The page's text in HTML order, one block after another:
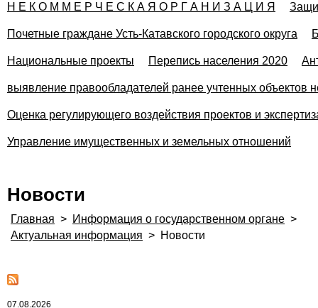
Н Е К О М М Е Р Ч Е С К А Я О Р Г А Н И З А Ц И Я
Почетные граждане Усть-Катавского городского округа
Национальные проекты Перепись населения 2020
выявление правообладателей ранее учтенных объектов
Оценка регулирующего воздействия проектов и
Управление имущественных и земельных отношений
Новости
Главная > Информация о государственном органе >
Актуальная информация > Новости
07.08.2026